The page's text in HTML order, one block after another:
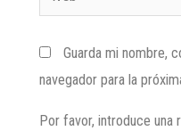
Guarda mi nombre,
navegador para la
Por favor, introduce una